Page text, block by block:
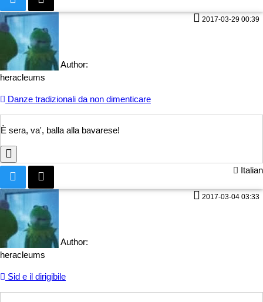
2017-03-29 00:39
Author:
heracleums
Danze tradizionali da non dimenticare
È sera, va', balla alla bavarese!
Italian
2017-03-04 03:33
Author:
heracleums
Sid e il dirigibile